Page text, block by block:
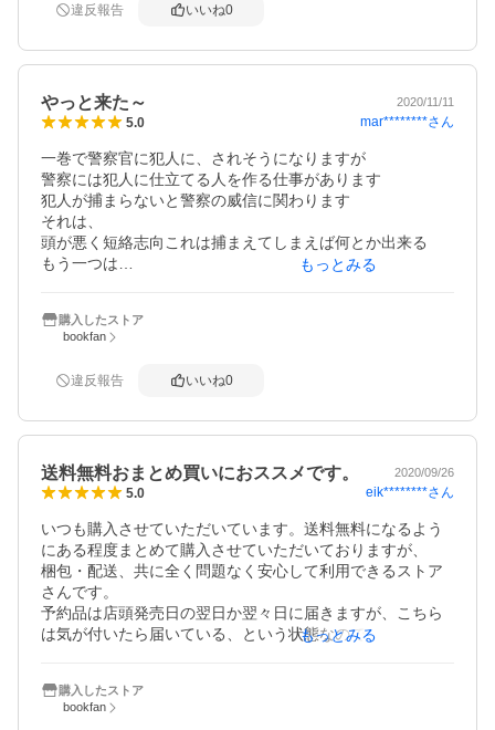
違反報告 いいね0
やっと来た～ 2020/11/11
5.0 mar********さん
一巻で警察官に犯人に、されそうになりますが
警察には犯人に仕立てる人を作る仕事があります
犯人が捕まらないと警察の威信に関わります
それは、
頭が悪く短絡志向これは捕まえてしまえば何とか出来る
もう一つは
②両親に嫌われている
③親戚や近所に嫌われている
と思っていましたが・・・
もっとみる
購入したストア
bookfan
違反報告 いいね0
送料無料おまとめ買いにおススメです。 2020/09/26
5.0 eik********さん
いつも購入させていただいています。送料無料になるよう
にある程度まとめて購入させていただいておりますが、
梱包・配送、共に全く問題なく安心して利用できるストア
さんです。
予約品は店頭発売日の翌日か翌々日に届きますが、こちら
は気が付いたら届いている、という状態なので
もっとみる
購入したストア
bookfan